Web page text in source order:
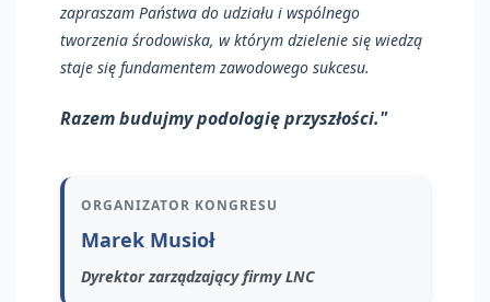
zapraszam Państwa do udziału i wspólnego
tworzenia środowiska, w którym dzielenie się wiedzą
staje się fundamentem zawodowego sukcesu.
Razem budujmy podologię przyszłości."
ORGANIZATOR KONGRESU
Marek Musioł
Dyrektor zarządzający firmy LNC